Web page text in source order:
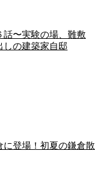
話〜実験の場、難敷
しの建築家自邸
に登場！初夏の鎌倉散